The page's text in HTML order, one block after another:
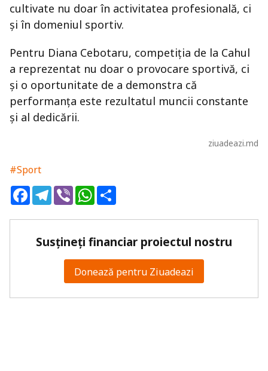
cultivate nu doar în activitatea profesională, ci
și în domeniul sportiv.
Pentru Diana Cebotaru, competiția de la Cahul
a reprezentat nu doar o provocare sportivă, ci
și o oportunitate de a demonstra că
performanța este rezultatul muncii constante
și al dedicării.
ziuadeazi.md
#Sport
FacebookTelegram
ViberWhatsApp
Susțineți financiar proiectul nostru
Donează pentru Ziuadeazi